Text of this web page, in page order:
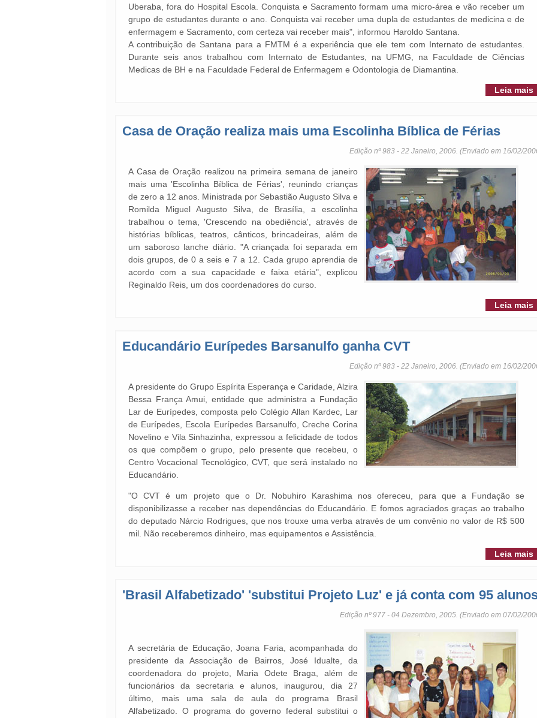
Uberaba, fora do Hospital Escola. Conquista e Sacramento formam uma micro-área e vão receber um
grupo de estudantes durante o ano. Conquista vai receber uma dupla de estudantes de medicina e de
enfermagem e Sacramento, com certeza vai receber mais", informou Haroldo Santana.
A contribuição de Santana para a FMTM é a experiência que ele tem com Internato de estudantes.
Durante seis anos trabalhou com Internato de Estudantes, na UFMG, na Faculdade de Ciências
Medicas de BH e na Faculdade Federal de Enfermagem e Odontologia de Diamantina.
Leia mais
Casa de Oração realiza mais uma Escolinha Bíblica de Férias
Edição nº 983 - 22 Janeiro, 2006. (Enviado em 16/02/
A Casa de Oração realizou na primeira semana de janeiro
mais uma 'Escolinha Bíblica de Férias', reunindo crianças
de zero a 12 anos. Ministrada por Sebastião Augusto Silva e
Romilda Miguel Augusto Silva, de Brasília, a escolinha
trabalhou o tema, 'Crescendo na obediência', através de
histórias bíblicas, teatros, cânticos, brincadeiras, além de
um saboroso lanche diário. "A criançada foi separada em
dois grupos, de 0 a seis e 7 a 12. Cada grupo aprendia de
acordo com a sua capacidade e faixa etária", explicou
Reginaldo Reis, um dos coordenadores do curso.
Leia mais
Educandário Eurípedes Barsanulfo ganha CVT
Edição nº 983 - 22 Janeiro, 2006. (Enviado em 16/02/
A presidente do Grupo Espírita Esperança e Caridade, Alzira
Bessa França Amui, entidade que administra a Fundação
Lar de Eurípedes, composta pelo Colégio Allan Kardec, Lar
de Eurípedes, Escola Eurípedes Barsanulfo, Creche Corina
Novelino e Vila Sinhazinha, expressou a felicidade de todos
os que compõem o grupo, pelo presente que recebeu, o
Centro Vocacional Tecnológico, CVT, que será instalado no
Educandário.
"O CVT é um projeto que o Dr. Nobuhiro Karashima nos ofereceu, para que a Fundação se
disponibilizasse a receber nas dependências do Educandário. E fomos agraciados graças ao trabalho
do deputado Nárcio Rodrigues, que nos trouxe uma verba através de um convênio no valor de R$ 500
mil. Não receberemos dinheiro, mas equipamentos e Assistência.
Leia mais
'Brasil Alfabetizado' 'substitui Projeto Luz' e já conta com 95
Edição nº 977 - 04 Dezembro, 2005. (Enviado em 07/02/
A secretária de Educação, Joana Faria, acompanhada do
presidente da Associação de Bairros, José Idualte, da
coordenadora do projeto, Maria Odete Braga, além de
funcionários da secretaria e alunos, inaugurou, dia 27
último, mais uma sala de aula do programa Brasil
Alfabetizado. O programa do governo federal substitui o